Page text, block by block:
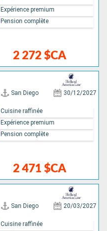
2 272 $CA
Expérience premium
Pension complète
San Diego 30/12/2027
2 471 $CA
Cuisine raffinée
Expérience premium
Pension complète
San Diego 20/03/2027
Cuisine raffinée